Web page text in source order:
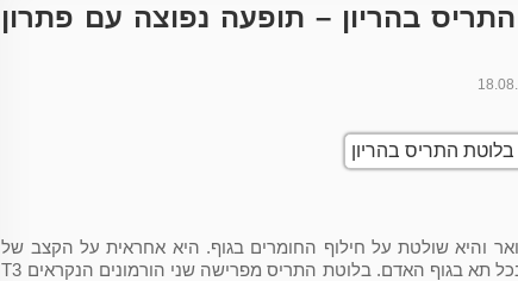
בהריון – תופעה נפוצה עם פתרון
והיא שולטת על חילוף החומרים בגוף. היא אחראית על הקצב של
כל התהליכים הכימיים המתרחשים בכל תא בגוף האדם. בלוטת התריס מפרישה שני הורמונים הנקראים T3